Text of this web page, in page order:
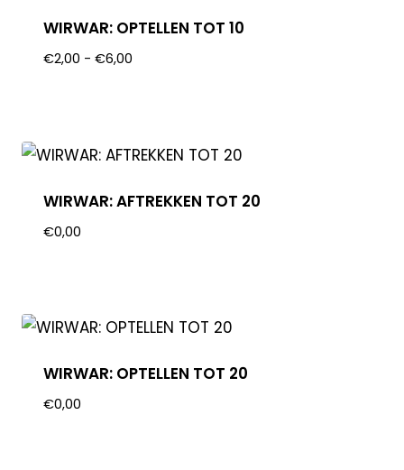
WIRWAR: OPTELLEN TOT 10
€2,00 - €6,00
WIRWAR: AFTREKKEN TOT 20
€0,00
WIRWAR: OPTELLEN TOT 20
€0,00